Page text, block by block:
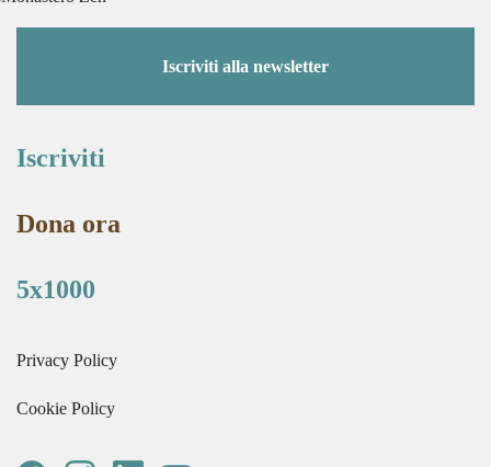
Iscriviti alla newsletter
Iscriviti
Dona ora
5x1000
Privacy Policy
Cookie Policy